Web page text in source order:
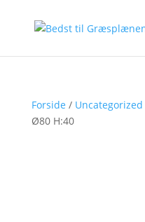
Forside / Uncategorized
Ø80 H:40